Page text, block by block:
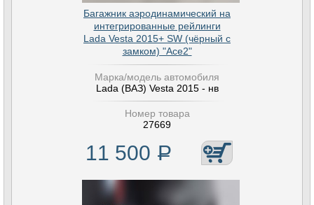
Багажник аэродинамический на
интегрированные рейлинги
Lada Vesta 2015+ SW (чёрный с
замком) "Ace2"
Марка/модель автомобиля
Lada (ВАЗ) Vesta 2015 - нв
Номер товара
27669
11 500 Р